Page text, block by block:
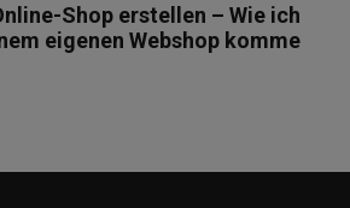
Shop erstellen – Wie ich
eigenen Webshop komme